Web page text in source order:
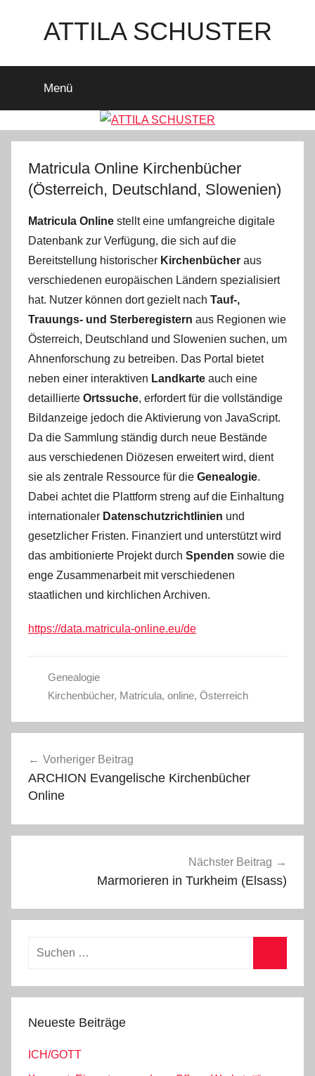
ATTILA SCHUSTER
spannendMenü
Matricula Online Kirchenbücher
(Österreich, Deutschland, Slowenien)
Matricula Online stellt eine umfangreiche digitale
Datenbank zur Verfügung, die sich auf die
Bereitstellung historischer Kirchenbücher aus
verschiedenen europäischen Ländern spezialisiert
hat. Nutzer können dort gezielt nach Tauf-,
Trauungs- und Sterberegistern aus Regionen wie
Österreich, Deutschland und Slowenien suchen, um
Ahnenforschung zu betreiben. Das Portal bietet
neben einer interaktiven Landkarte auch eine
detaillierte Ortssuche, erfordert für die vollständige
Bildanzeige jedoch die Aktivierung von JavaScript.
Da die Sammlung ständig durch neue Bestände
aus verschiedenen Diözesen erweitert wird, dient
sie als zentrale Ressource für die Genealogie.
Dabei achtet die Plattform streng auf die Einhaltung
internationaler Datenschutzrichtlinien und
gesetzlicher Fristen. Finanziert und unterstützt wird
das ambitionierte Projekt durch Spenden sowie die
enge Zusammenarbeit mit verschiedenen
staatlichen und kirchlichen Archiven.
https://data.matricula-online.eu/de
Genealogie
Kirchenbücher, Matricula, online, Österreich
Vorheriger Beitrag
ARCHION Evangelische Kirchenbücher
Online
Nächster Beitrag
Marmorieren in Turkheim (Elsass)
Suchen
Neueste Beiträge
ICH/GOTT